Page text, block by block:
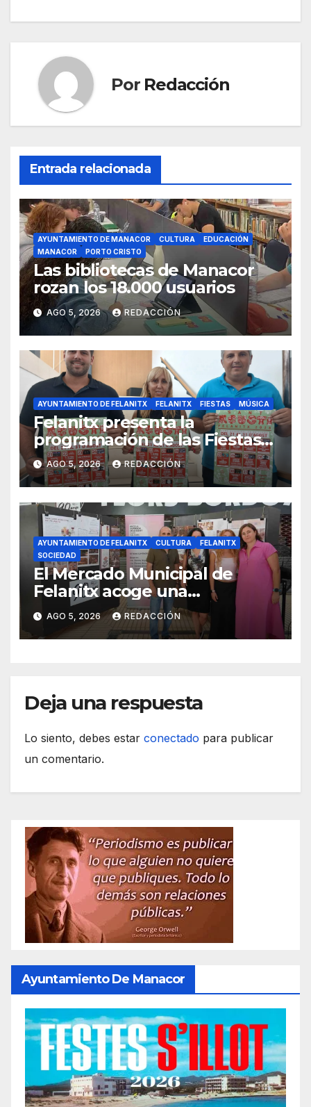
k
Por Redacción
Entrada relacionada
AYUNTAMIENTO DE MANACOR CULTURA
EDUCACIÓN
MANACOR
PORTO CRISTO
Las bibliotecas de Manacor
rozan los 18.000 usuarios
AGO 5, 2026 REDACCIÓN
AYUNTAMIENTO DE FELANITX FELANITX FIESTAS MÚSICA
Felanitx presenta la
programación de las Fiestas
de Sant Agustí 2026 con diez
días de verbenas
AGO 5, 2026 REDACCIÓN
AYUNTAMIENTO DE FELANITX CULTURA
FELANITX
SOCIEDAD
El Mercado Municipal de
Felanitx acoge una
exposición con propuestas de
diseño de la EASDIB
AGO 5, 2026 REDACCIÓN
Deja una respuesta
Lo siento, debes estar conectado para publicar
un comentario.
Ayuntamiento De Manacor